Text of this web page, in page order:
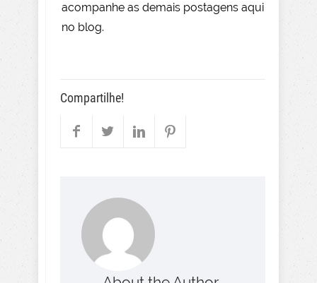
acompanhe as demais postagens aqui
no blog.
Compartilhe!